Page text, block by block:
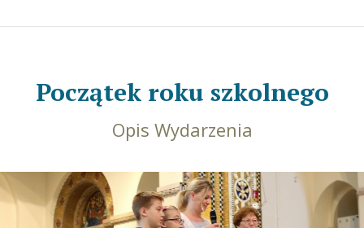
Początek roku szkolnego
Opis Wydarzenia